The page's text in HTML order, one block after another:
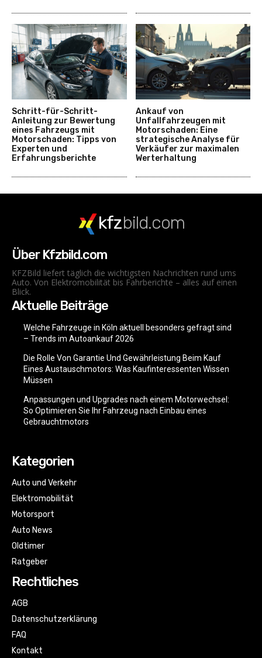
Schritt-für-Schritt-
Anleitung zur Bewertung
eines Fahrzeugs mit
Motorschaden: Tipps von
Experten und
Erfahrungsberichte
Ankauf von
Unfallfahrzeugen mit
Motorschaden: Eine
strategische Analyse für
Verkäufer zur maximalen
Werterhaltung
kfzbild.com
Über Kfzbild.com
KFZBild liefert täglich die wichtigsten Nachrichten rund ums
Auto. Von Elektromobilität bis Fahrberichte – alles auf einen
Blick.
Aktuelle Beiträge
Welche Fahrzeuge in Köln aktuell besonders gefragt sind
– Trends im Autoankauf 2026
Die Rolle Von Garantie Und Gewährleistung Beim Kauf
Eines Austauschmotors: Was Kaufinteressenten Wissen
Müssen
Anpassungen und Upgrades nach einem Motorwechsel:
So Optimieren Sie Ihr Fahrzeug nach Einbau eines
Gebrauchtmotors
Kategorien
Auto und Verkehr
Elektromobilität
Motorsport
Auto News
Oldtimer
Ratgeber
Rechtliches
AGB
Datenschutzerklärung
FAQ
Kontakt